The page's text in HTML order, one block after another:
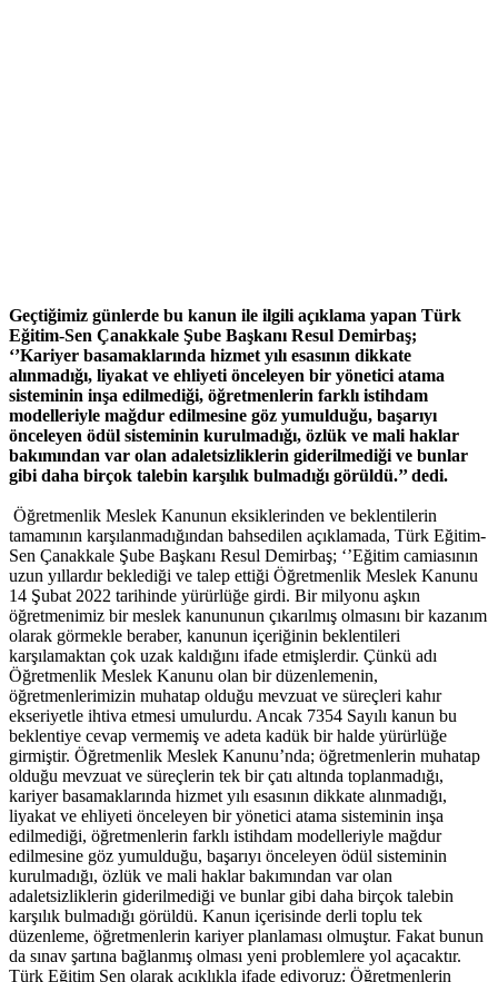
Geçtiğimiz günlerde bu kanun ile ilgili açıklama yapan Türk
Eğitim-Sen Çanakkale Şube Başkanı Resul Demirbaş;
‘’Kariyer basamaklarında hizmet yılı esasının dikkate
alınmadığı, liyakat ve ehliyeti önceleyen bir yönetici atama
sisteminin inşa edilmediği, öğretmenlerin farklı istihdam
modelleriyle mağdur edilmesine göz yumulduğu, başarıyı
önceleyen ödül sisteminin kurulmadığı, özlük ve mali haklar
bakımından var olan adaletsizliklerin giderilmediği ve bunlar
gibi daha birçok talebin karşılık bulmadığı görüldü.’’ dedi.
Öğretmenlik Meslek Kanunun eksiklerinden ve beklentilerin
tamamının karşılanmadığından bahsedilen açıklamada, Türk Eğitim-
Sen Çanakkale Şube Başkanı Resul Demirbaş; ‘’Eğitim camiasının
uzun yıllardır beklediği ve talep ettiği Öğretmenlik Meslek Kanunu
14 Şubat 2022 tarihinde yürürlüğe girdi. Bir milyonu aşkın
öğretmenimiz bir meslek kanununun çıkarılmış olmasını bir kazanım
olarak görmekle beraber, kanunun içeriğinin beklentileri
karşılamaktan çok uzak kaldığını ifade etmişlerdir. Çünkü adı
Öğretmenlik Meslek Kanunu olan bir düzenlemenin,
öğretmenlerimizin muhatap olduğu mevzuat ve süreçleri kahır
ekseriyetle ihtiva etmesi umulurdu. Ancak 7354 Sayılı kanun bu
beklentiye cevap vermemiş ve adeta kadük bir halde yürürlüğe
girmiştir. Öğretmenlik Meslek Kanunu’nda; öğretmenlerin muhatap
olduğu mevzuat ve süreçlerin tek bir çatı altında toplanmadığı,
kariyer basamaklarında hizmet yılı esasının dikkate alınmadığı,
liyakat ve ehliyeti önceleyen bir yönetici atama sisteminin inşa
edilmediği, öğretmenlerin farklı istihdam modelleriyle mağdur
edilmesine göz yumulduğu, başarıyı önceleyen ödül sisteminin
kurulmadığı, özlük ve mali haklar bakımından var olan
adaletsizliklerin giderilmediği ve bunlar gibi daha birçok talebin
karşılık bulmadığı görüldü. Kanun içerisinde derli toplu tek
düzenleme, öğretmenlerin kariyer planlaması olmuştur. Fakat bunun
da sınav şartına bağlanmış olması yeni problemlere yol açacaktır.
Türk Eğitim Sen olarak açıklıkla ifade ediyoruz: Öğretmenlerin